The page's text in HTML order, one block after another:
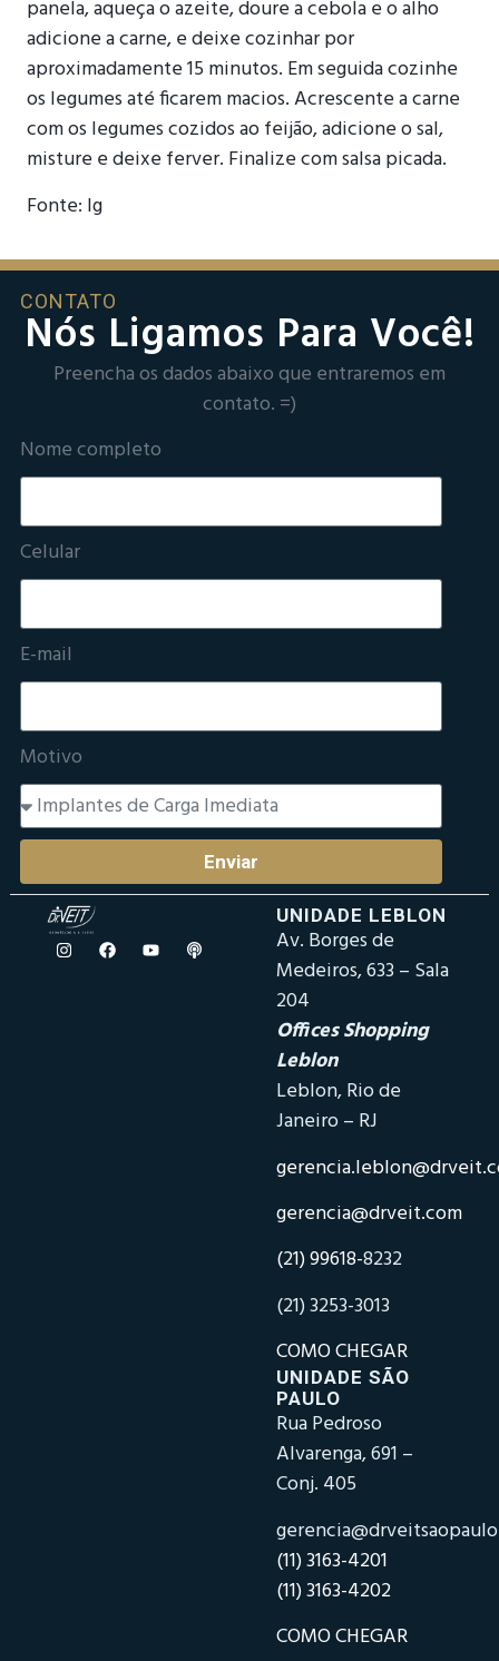
panela, aqueça o azeite, doure a cebola e o alho
adicione a carne, e deixe cozinhar por
aproximadamente 15 minutos. Em seguida cozinhe
os legumes até ficarem macios. Acrescente a carne
com os legumes cozidos ao feijão, adicione o sal,
misture e deixe ferver. Finalize com salsa picada.
Fonte: Ig
CONTATO
Nós Ligamos Para Você!
Preencha os dados abaixo que entraremos em
contato. =)
Nome completo
Celular
E-mail
Motivo
Enviar
UNIDADE LEBLON
Av. Borges de
Medeiros, 633 – Sala
204
Offices Shopping
Leblon
Leblon, Rio de
Janeiro – RJ
gerencia@drveit.com
(21) 99618-8232
(21) 3253-3013
COMO CHEGAR
UNIDADE SÃO
PAULO
Rua Pedroso
Alvarenga, 691 –
Conj. 405
(11) 3163-4201
(11) 3163-4202
COMO CHEGAR